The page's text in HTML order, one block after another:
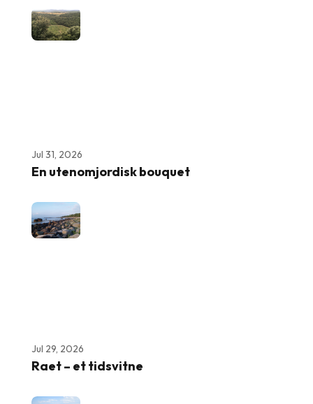
Jul 31, 2026
En utenomjordisk bouquet
Jul 29, 2026
Raet – et tidsvitne